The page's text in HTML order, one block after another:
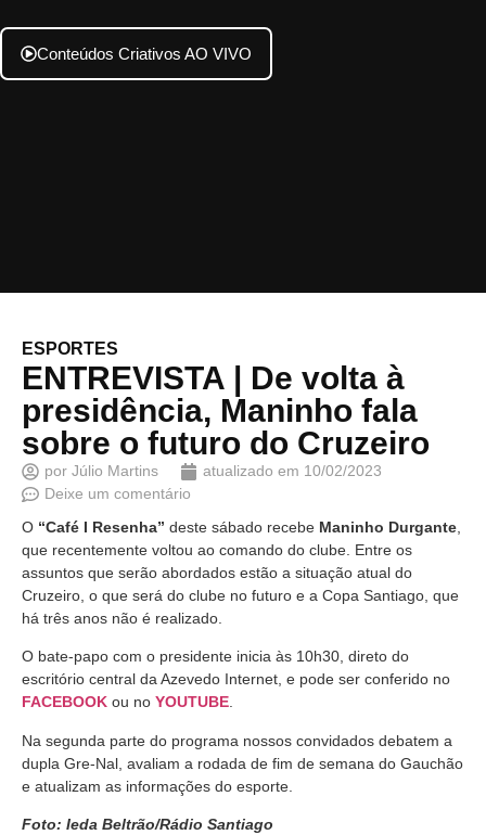
Conteúdos Criativos AO VIVO
ESPORTES
ENTREVISTA | De volta à
presidência, Maninho fala
sobre o futuro do Cruzeiro
por Júlio Martins atualizado em 10/02/2023
Deixe um comentário
O “Café I Resenha” deste sábado recebe Maninho Durgante
que recentemente voltou ao comando do clube. Entre os
assuntos que serão abordados estão a situação atual do
Cruzeiro, o que será do clube no futuro e a Copa Santiago, que
há três anos não é realizado.
O bate-papo com o presidente inicia às 10h30, direto do
escritório central da Azevedo Internet, e pode ser conferido no
FACEBOOK ou no YOUTUBE.
Na segunda parte do programa nossos convidados debatem a
dupla Gre-Nal, avaliam a rodada de fim de semana do Gauchão
e atualizam as informações do esporte.
Foto: Ieda Beltrão/Rádio Santiago